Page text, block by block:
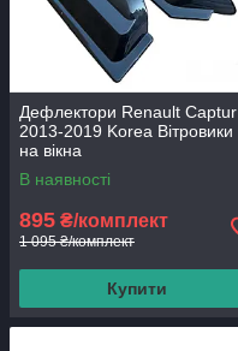
Дефлектори Renault Captur
2013-2019 Korea Вітровики
на вікна
В наявності
895 ₴/комплект
1 095 ₴/комплект
Купити